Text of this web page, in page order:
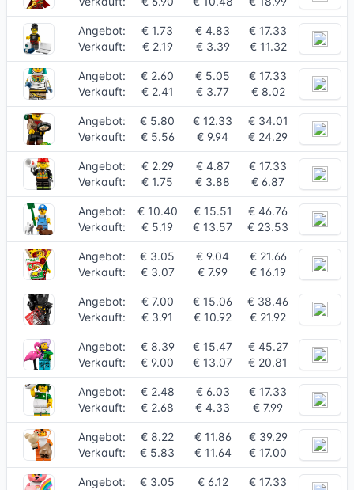
Angebot:
Verkauft:
€ 1.73
€ 2.19
€ 4.83
€ 3.39
€ 17.33
€ 11.32
Angebot:
Verkauft:
€ 2.60
€ 2.41
€ 5.05
€ 3.77
€ 17.33
€ 8.02
Angebot:
Verkauft:
€ 5.80
€ 5.56
€ 12.33
€ 9.94
€ 34.01
€ 24.29
Angebot:
Verkauft:
€ 2.29
€ 1.75
€ 4.87
€ 3.88
€ 17.33
€ 6.87
Angebot:
Verkauft:
€ 10.40
€ 5.19
€ 15.51
€ 13.57
€ 46.76
€ 23.53
Angebot:
Verkauft:
€ 3.05
€ 3.07
€ 9.04
€ 7.99
€ 21.66
€ 16.19
Angebot:
Verkauft:
€ 7.00
€ 3.91
€ 15.06
€ 10.92
€ 38.46
€ 21.92
Angebot:
Verkauft:
€ 8.39
€ 9.00
€ 15.47
€ 13.07
€ 45.27
€ 20.81
Angebot:
Verkauft:
€ 2.48
€ 2.68
€ 6.03
€ 4.33
€ 17.33
€ 7.99
Angebot:
Verkauft:
€ 8.22
€ 5.83
€ 11.86
€ 11.64
€ 39.29
€ 17.00
Angebot:
€ 3.05
€ 6.12
€ 17.33